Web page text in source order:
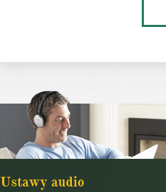
Ustawy audio